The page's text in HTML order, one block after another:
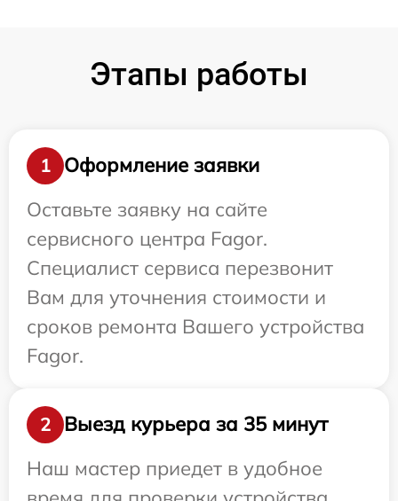
Этапы работы
1
Оформление заявки
Оставьте заявку на сайте
сервисного центра Fagor.
Специалист сервиса перезвонит
Вам для уточнения стоимости и
сроков ремонта Вашего устройства
Fagor.
2
Выезд курьера за 35 минут
Наш мастер приедет в удобное